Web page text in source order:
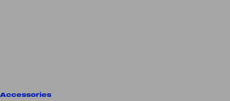
Accessories